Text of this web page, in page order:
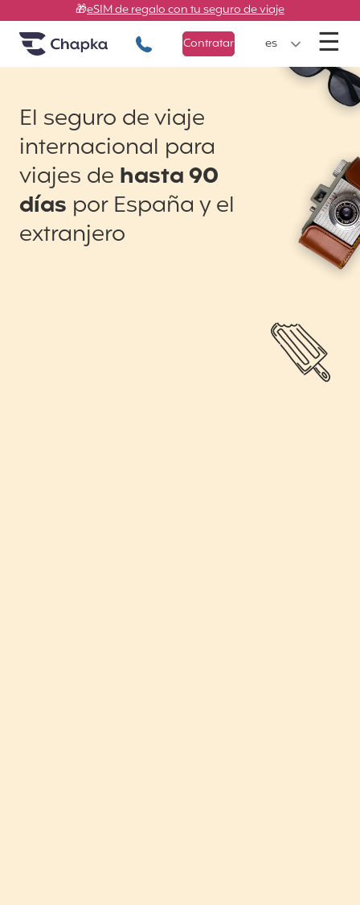
Ir directamente al contenido
Chapka Seguros de viaje
🎁eSIM de regalo con tu seguro de viaje
+34 900 805 947
Contratar es ☰
El seguro de viaje
internacional para
viajes de hasta 90
días por España y el
extranjero